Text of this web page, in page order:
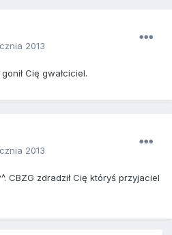
2013
Cię gwałciciel.
2013
CBZG zdradził Cię któryś przyjaciel